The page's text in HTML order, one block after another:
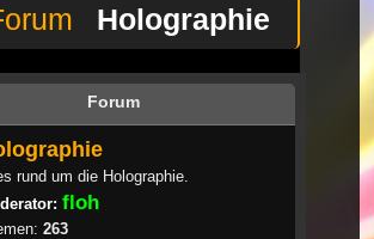
Holographie
Forum
rund um die Holographie.
floh
263